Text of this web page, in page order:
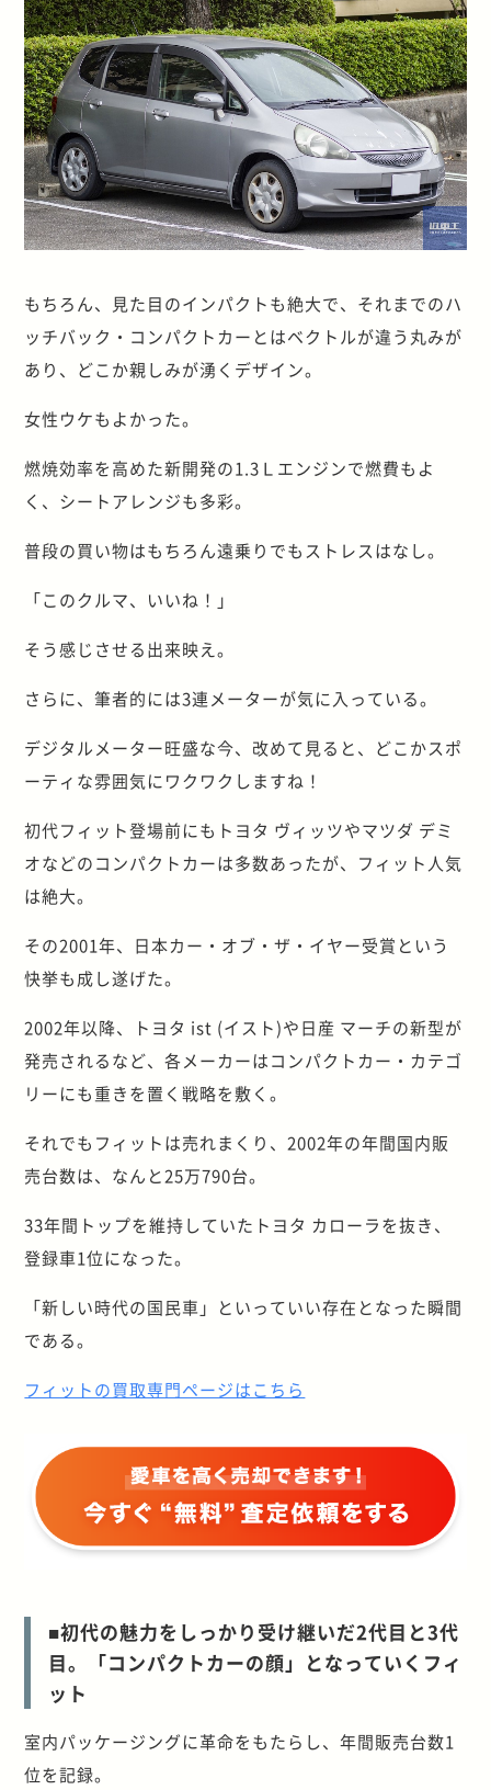
もちろん、見た目のインパクトも絶大で、それまでのハ
ッチバック・コンパクトカーとはベクトルが違う丸みが
あり、どこか親しみが湧くデザイン。
女性ウケもよかった。
燃焼効率を高めた新開発の1.3Ｌエンジンで燃費もよ
く、シートアレンジも多彩。
普段の買い物はもちろん遠乗りでもストレスはなし。
「このクルマ、いいね！」
そう感じさせる出来映え。
さらに、筆者的には3連メーターが気に入っている。
デジタルメーター旺盛な今、改めて見ると、どこかスポ
ーティな雰囲気にワクワクしますね！
初代フィット登場前にもトヨタ ヴィッツやマツダ デミ
オなどのコンパクトカーは多数あったが、フィット人気
は絶大。
その2001年、日本カー・オブ・ザ・イヤー受賞という
快挙も成し遂げた。
2002年以降、トヨタ ist (イスト)や日産 マーチの新型が
発売されるなど、各メーカーはコンパクトカー・カテゴ
リーにも重きを置く戦略を敷く。
それでもフィットは売れまくり、2002年の年間国内販
売台数は、なんと25万790台。
33年間トップを維持していたトヨタ カローラを抜き、
登録車1位になった。
「新しい時代の国民車」といっていい存在となった瞬間
である。
フィットの買取専門ページはこちら
■初代の魅力をしっかり受け継いだ2代目と3代
目。「コンパクトカーの顔」となっていくフィ
ット
室内パッケージングに革命をもたらし、年間販売台数1
位を記録。